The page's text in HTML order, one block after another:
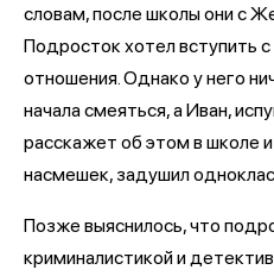
словам, после школы они с
Подросток хотел вступить
отношения. Однако у него
начала смеяться, а Иван,
расскажет об этом в школе
насмешек, задушил
Позже выяснилось, что
криминалистикой и